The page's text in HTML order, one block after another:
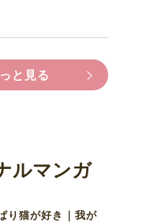
と見る
ルマンガ
り猫が好き｜我が